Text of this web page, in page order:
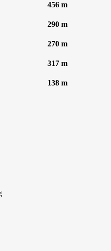
456 m
290 m
270 m
317 m
138 m